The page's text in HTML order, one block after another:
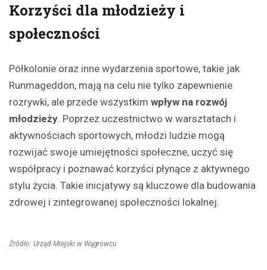
Korzyści dla młodzieży i
społeczności
Półkolonie oraz inne wydarzenia sportowe, takie jak
Runmageddon, mają na celu nie tylko zapewnienie
rozrywki, ale przede wszystkim wpływ na rozwój
młodzieży. Poprzez uczestnictwo w warsztatach i
aktywnościach sportowych, młodzi ludzie mogą
rozwijać swoje umiejętności społeczne, uczyć się
współpracy i poznawać korzyści płynące z aktywnego
stylu życia. Takie inicjatywy są kluczowe dla budowania
zdrowej i zintegrowanej społeczności lokalnej.
Źródło: Urząd Miejski w Wągrowcu